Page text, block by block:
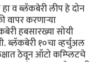
व ब्लॅकबेरी लीप हे दोन
करणार्‍या
हबसारख्या सोयी
ब्लॅकबेरी १०चा व्हर्चुअल
ठेवून ऑटो कम्प्लिटचे